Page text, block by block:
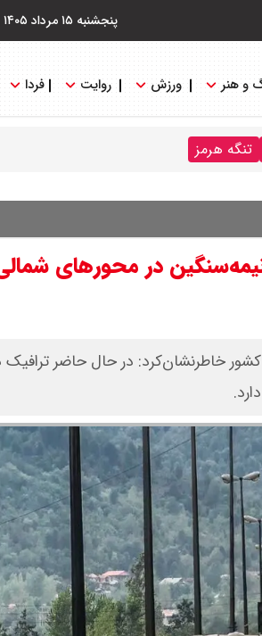
پنجشنبه ۱۵ مرداد ۱۴۰۵
و هنر ورزش روایت فردا
تنگه هرمز
امروز شنبه ۱۳ تیر ۱۴۰۵ / ترافیک نیمه‌سنگین در
خاطرنشان‌کرد: در حال حاضر ترافیک